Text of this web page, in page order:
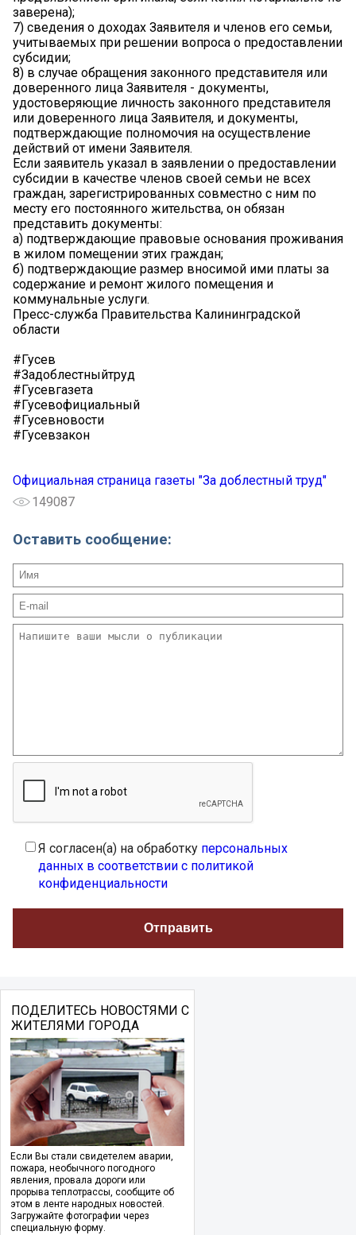
заверена);
7) сведения о доходах Заявителя и членов его семьи,
учитываемых при решении вопроса о предоставлении
субсидии;
8) в случае обращения законного представителя или
доверенного лица Заявителя - документы,
удостоверяющие личность законного представителя
или доверенного лица Заявителя, и документы,
подтверждающие полномочия на осуществление
действий от имени Заявителя.
Если заявитель указал в заявлении о предоставлении
субсидии в качестве членов своей семьи не всех
граждан, зарегистрированных совместно с ним по
месту его постоянного жительства, он обязан
представить документы:
а) подтверждающие правовые основания проживания
в жилом помещении этих граждан;
б) подтверждающие размер вносимой ими платы за
содержание и ремонт жилого помещения и
коммунальные услуги.
Пресс-служба Правительства Калининградской
области
#Гусев
#Задоблестныйтруд
#Гусевгазета
#Гусевофициальный
#Гусевновости
#Гусевзакон
Официальная страница газеты "За доблестный труд"
149087
Оставить сообщение:
Я согласен(а) на обработку персональных
данных в соответствии с политикой
конфиденциальности
ПОДЕЛИТЕСЬ НОВОСТЯМИ С
ЖИТЕЛЯМИ ГОРОДА
Если Вы стали свидетелем аварии,
пожара, необычного погодного
явления, провала дороги или
прорыва теплотрассы, сообщите об
этом в ленте народных новостей.
Загружайте фотографии через
специальную форму.